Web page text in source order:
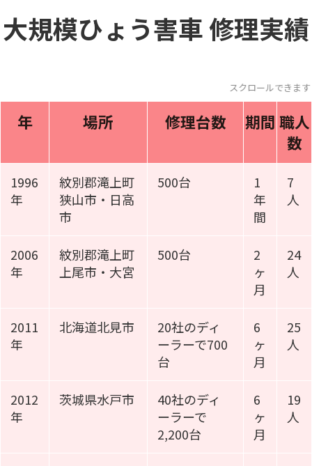
大規模ひょう害車修理実績
スクロールできます
年 場所 修理台数 期間 職人
数
1996
年
紋別郡滝上町
狭山市・日高
市
500台
1
年
間
7
人
2006
年
紋別郡滝上町
上尾市・大宮
500台
2
ヶ
月
24
人
2011
年
北海道北見市
20社のディ
ーラーで700
台
6
ヶ
月
25
人
2012
年
茨城県水戸市
40社のディ
ーラーで
2,200台
6
ヶ
月
19
人